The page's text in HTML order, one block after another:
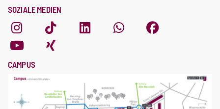
SOZIALE MEDIEN
CAMPUS